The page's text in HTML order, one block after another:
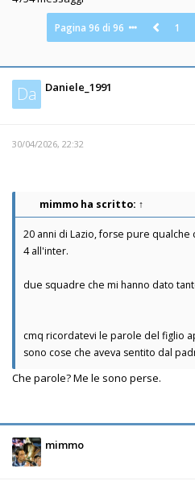
Pagina96 di96 1
Da Daniele_1991
30/04/2026, 22:32
mimmo ha scritto: ↑
20 anni di Lazio, forse pure qualche
4 all'inter.
due squadre che mi hanno dato
cmq ricordatevi le parole del figlio
sono cose che aveva sentito dal
Che parole? Me le sono perse.
mimmo